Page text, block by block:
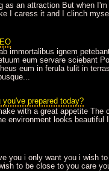
as an attraction But when I'm
I caress it and I clinch
immortalibus ignem
eum servare sciebant
eum in ferula tulit in terras
prepared today?
with a great appetite The
environment looks beautiful
you i only want you i wish
to be close to you care